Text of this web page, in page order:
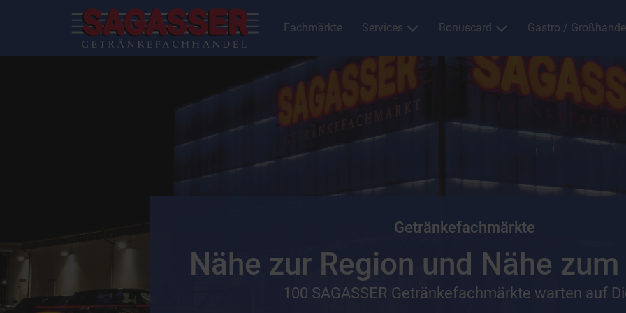
Fachmärkte Services Bonuscard Gastro /
Getränkefachmärkte
Nähe zur Region und Nähe
100 SAGASSER Getränkefachmärkte warten auf